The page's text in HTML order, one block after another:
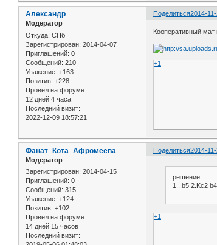
Поделиться2014-
Александр
Модератор
Откуда: СПб
Зарегистрирован: 2014-04-07
Приглашений: 0
Сообщений: 210
Уважение: +163
Позитив: +228
Провел на форуме:
12 дней 4 часа
Последний визит:
2022-12-09 18:57:21
Кооперативный мат
+1
Поделиться2014-
Фанат_Кота_Афромеева
Модератор
Зарегистрирован: 2014-04-15
Приглашений: 0
Сообщений: 315
Уважение: +124
Позитив: +102
Провел на форуме:
14 дней 15 часов
Последний визит:
решение
1...b5 2.Kc2
+1